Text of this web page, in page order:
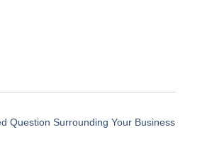
Question Surrounding Your Business